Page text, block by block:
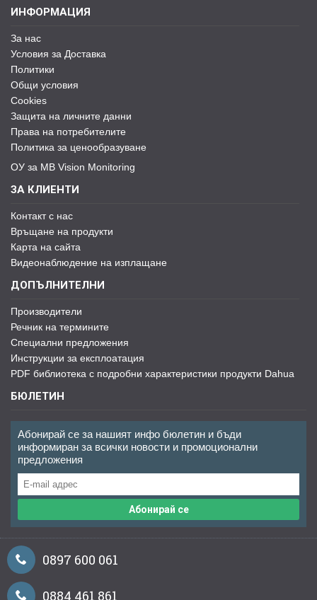
ИНФОРМАЦИЯ
За нас
Условия за Доставка
Политики
Общи условия
Cookies
Защита на личните данни
Права на потребителите
Политика за ценообразуване
ОУ за MB Vision Monitoring
ЗА КЛИЕНТИ
Контакт с нас
Връщане на продукти
Карта на сайта
Видеонаблюдение на изплащане
ДОПЪЛНИТЕЛНИ
Производители
Речник на термините
Специални предложения
Инструкции за експлоатация
PDF библиотека с подробни характеристики продукти Dahua
БЮЛЕТИН
Абонирай се за нашият инфо бюлетин и бъди
информиран за всички новости и промоционални
предложения
Абонирай се
0897 600 061
0884 461 861